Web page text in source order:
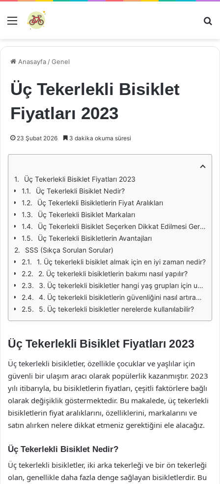
Menü
Anasayfa /Genel
Üç Tekerlekli Bisiklet
Fiyatları 2023
23 Şubat 2026 3 dakika okuma süresi
Üç Tekerlekli Bisiklet Fiyatları 2023
Üç Tekerlekli Bisiklet Nedir?
Üç Tekerlekli Bisikletlerin Fiyat Aralıkları
Üç Tekerlekli Bisiklet Markaları
Üç Tekerlekli Bisiklet Seçerken Dikkat Edilmesi Gerekenler
Üç Tekerlekli Bisikletlerin Avantajları
SSS (Sıkça Sorulan Sorular)
1. Üç tekerlekli bisiklet almak için en iyi zaman nedir?
2. Üç tekerlekli bisikletlerin bakımı nasıl yapılır?
3. Üç tekerlekli bisikletler hangi yaş grupları için uygundur?
4. Üç tekerlekli bisikletlerin güvenliğini nasıl artırabilirim?
5. Üç tekerlekli bisikletler nerelerde kullanılabilir?
Üç Tekerlekli Bisiklet Fiyatları 2023
Üç tekerlekli bisikletler, özellikle çocuklar ve yaşlılar için
güvenli bir ulaşım aracı olarak popülerlik kazanmıştır. 2023
yılı itibarıyla, bu bisikletlerin fiyatları, çeşitli faktörlere bağlı
olarak değişiklik göstermektedir. Bu makalede, üç tekerlekli
bisikletlerin fiyat aralıklarını, özelliklerini, markalarını ve
satın alırken nelere dikkat etmeniz gerektiğini ele alacağız.
Üç Tekerlekli Bisiklet Nedir?
Üç tekerlekli bisikletler, iki arka tekerleği ve bir ön tekerleği
olan, genellikle daha fazla denge sağlayan bisikletlerdir. Bu